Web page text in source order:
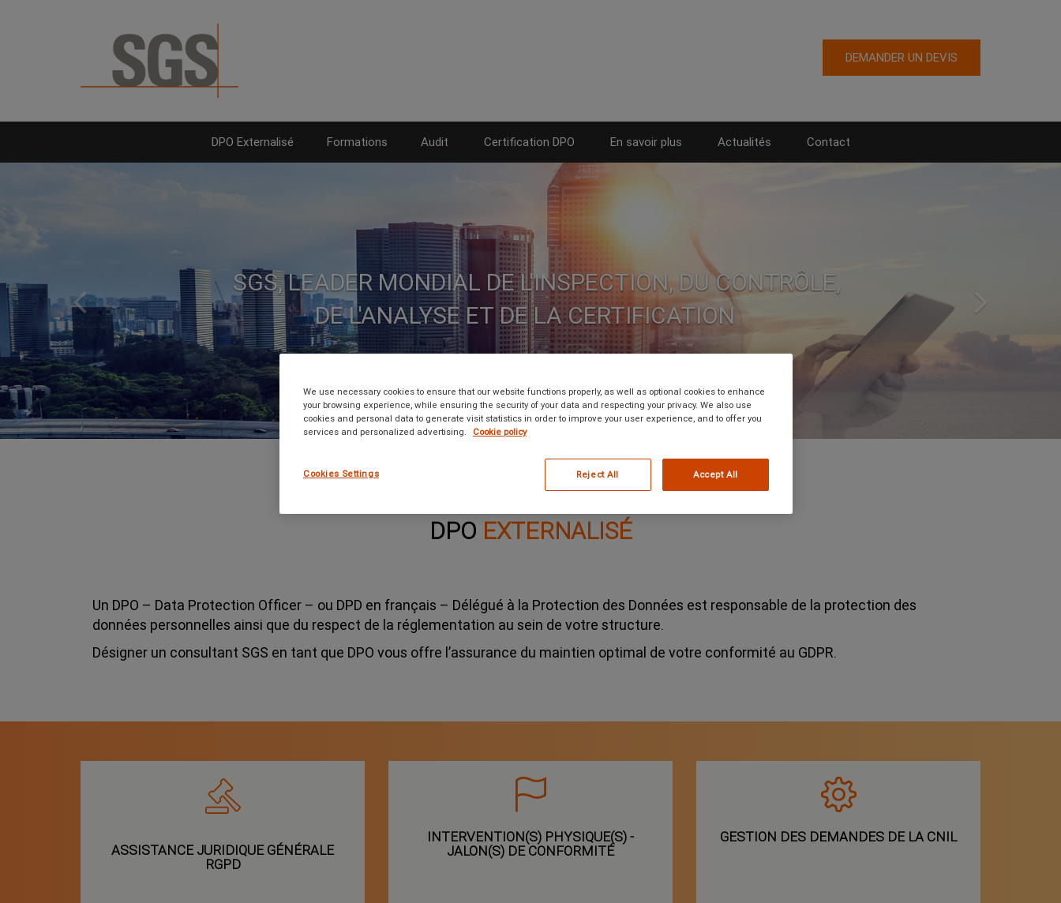
DEMANDER UN DEVIS
DPO Externalisé Formations Audit Certification DPO En savoir plus Actualités Contact
SGS, LEADER MONDIAL DE L'INSPECTION, DU CONTRÔLE,
DE L'ANALYSE ET DE LA CERTIFICATION
Prec
DPO EXTERNALISÉ
Un DPO – Data Protection Officer – ou DPD en français – Délégué à la Protection des Données est responsable de la protection des
données personnelles ainsi que du respect de la réglementation au sein de votre structure.
Désigner un consultant SGS en tant que DPO vous offre l’assurance du maintien optimal de votre conformité au GDPR.
ASSISTANCE JURIDIQUE GÉNÉRALE
RGPD
INTERVENTION(S) PHYSIQUE(S) -
JALON(S) DE CONFORMITÉ
GESTION DES DEMANDES DE LA CNIL
We use necessary cookies to ensure that our website functions properly, as well as optional cookies to enhance
your browsing experience, while ensuring the security of your data and respecting your privacy. We also use
cookies and personal data to generate visit statistics in order to improve your user experience, and to offer you
services and personalized advertising.
Cookie policy
Cookies Settings Reject All Accept All